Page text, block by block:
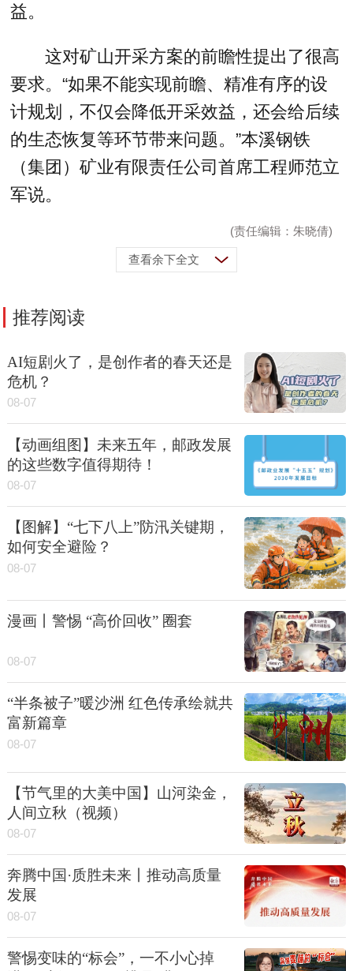
益。
这对矿山开采方案的前瞻性提出了很高
要求。“如果不能实现前瞻、精准有序的设
计规划，不仅会降低开采效益，还会给后续
的生态恢复等环节带来问题。”本溪钢铁
（集团）矿业有限责任公司首席工程师范立
军说。
(责任编辑：朱晓倩)
查看余下全文
推荐阅读
AI短剧火了，是创作者的春天还是
危机？
08-07
【动画组图】未来五年，邮政发展
的这些数字值得期待！
08-07
【图解】“七下八上”防汛关键期，
如何安全避险？
08-07
漫画丨警惕 “高价回收” 圈套
08-07
“半条被子”暖沙洲 红色传承绘就共
富新篇章
08-07
【节气里的大美中国】山河染金，
人间立秋（视频）
08-07
奔腾中国·质胜未来丨推动高质量
发展
08-07
警惕变味的“标会”，一不小心掉